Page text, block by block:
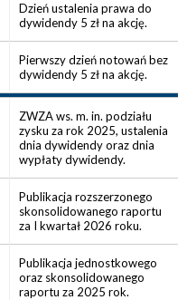
Dzień ustalenia prawa do
dywidendy 5 zł na akcję.
Pierwszy dzień notowań bez
dywidendy 5 zł na akcję.
ZWZA ws. m. in. podziału
zysku za rok 2025, ustalenia
dnia dywidendy oraz dnia
wypłaty dywidendy.
Publikacja rozszerzonego
skonsolidowanego raportu
za I kwartał 2026 roku.
Publikacja jednostkowego
oraz skonsolidowanego
raportu za 2025 rok.